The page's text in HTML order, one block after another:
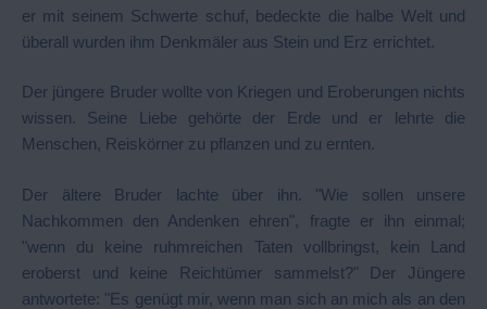
er mit seinem Schwerte schuf, bedeckte die halbe Welt und
überall wurden ihm Denkmäler aus Stein und Erz errichtet.
Der jüngere Bruder wollte von Kriegen und Eroberungen nichts
wissen. Seine Liebe gehörte der Erde und er lehrte die
Menschen, Reiskörner zu pflanzen und zu ernten.
Der ältere Bruder lachte über ihn. "Wie sollen unsere
Nachkommen den Andenken ehren", fragte er ihn einmal;
"wenn du keine ruhmreichen Taten vollbringst, kein Land
eroberst und keine Reichtümer sammelst?" Der Jüngere
antwortete: "Es genügt mir, wenn man sich an mich als an den